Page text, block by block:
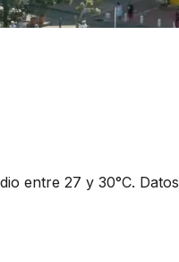
entre 27 y 30°C. Datos